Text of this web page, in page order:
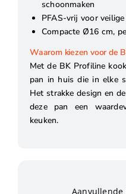
schoonmaken
PFAS-vrij voor
Compacte Ø16 cm,
Waarom kiezen voor de
Met de BK Profiline
pan in huis die in elke
Het strakke design en
deze pan een
keuken.